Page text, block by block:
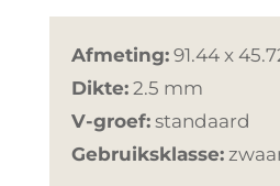
Afmeting:91.44 x
Dikte:2.5 mm
V-groef:standaard
Gebruiksklasse: